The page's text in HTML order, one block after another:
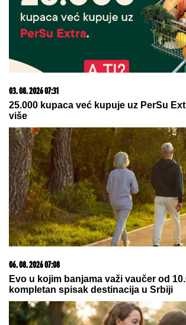
09. 08. 2026 14:58
Zovu ih srpski "mali Karibi" - mestašce
razglednice
20. 07. 2026 08:04